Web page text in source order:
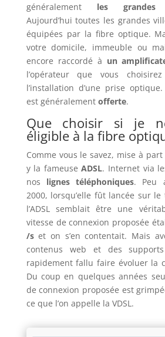
généralement les grandes
Aujourd’hui toutes les grandes
équipées par la fibre optique.
votre domicile, immeuble ou
encore raccordé à un
l’opérateur que vous
l’installation d’une prise
est généralement offerte.
Que choisir si je
éligible à la fibre
Comme vous le savez, mise à
y la fameuseADSL. Internet via
nos lignes téléphoniques. Peu
2000, lorsqu’elle fût lancée sur
l’ADSL semblait être une
vitesse de connexion proposée
/set on s’en contentait. Mais
contenus web et des
rapidement fallu faire évoluer la
Du coup en quelques années
de connexion proposée est
ce que l’on appelle la VDSL.